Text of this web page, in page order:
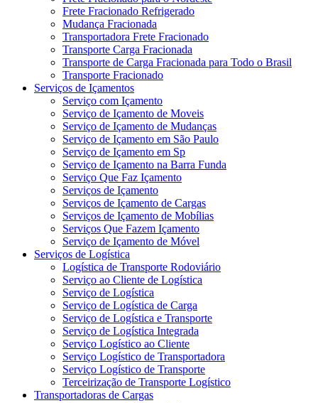
Frete Fracionado Refrigerado
Mudança Fracionada
Transportadora Frete Fracionado
Transporte Carga Fracionada
Transporte de Carga Fracionada para Todo o Brasil
Transporte Fracionado
Serviços de Içamentos
Serviço com Içamento
Serviço de Içamento de Moveis
Serviço de Içamento de Mudanças
Serviço de Içamento em São Paulo
Serviço de Içamento em Sp
Serviço de Içamento na Barra Funda
Serviço Que Faz Içamento
Serviços de Içamento
Serviços de Içamento de Cargas
Serviços de Içamento de Mobílias
Serviços Que Fazem Içamento
Serviço de Içamento de Móvel
Serviços de Logística
Logística de Transporte Rodoviário
Serviço ao Cliente de Logística
Serviço de Logística
Serviço de Logística de Carga
Serviço de Logística e Transporte
Serviço de Logística Integrada
Serviço Logístico ao Cliente
Serviço Logístico de Transportadora
Serviço Logístico de Transporte
Terceirização de Transporte Logístico
Transportadoras de Cargas